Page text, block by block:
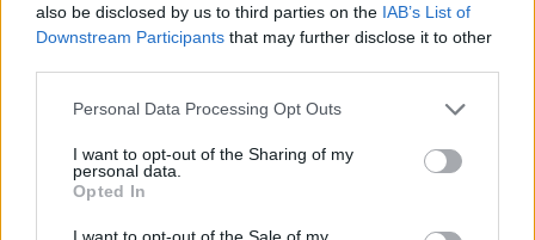
also be disclosed by us to third parties on the IAB’s List of
Downstream Participants that may further disclose it to other
Personal Data Processing Opt Outs
I want to opt-out of the Sharing of my
personal data.
Opted In
I want to opt-out of the Sale of my
¿Sabías que existen?
Estas criaturas existen y parecen sacadas de otro